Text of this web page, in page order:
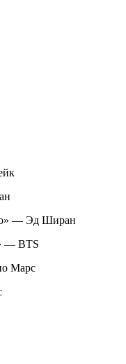
— Эд Ширан
— BTS
Марс